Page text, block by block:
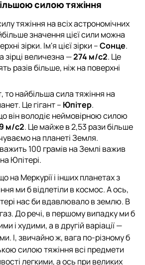
силою тяжіння
тяжіння на всіх астрономічних
значення цієї сили можна
зірки. Ім'я цієї зірки –Сонце.
зірці величезна —274 м/с2. Це
разів більше, ніж на поверхні
найбільша сила тяжіння на
Це гігант – Юпітер.
він володіє неймовірною силою
м/с2. Це майже в 2,53 рази більше
на планеті Земля.
100 грамів на Землі важив
Юпітері.
на Меркурії і інших планетах з
ми б відлетіли в космос. А ось,
нас би вдавлювало в землю. В
До речі, в першому випадку ми б
і худими, а в другій варіації —
І, звичайно ж, вага по-різному б
силою тяжіння всі предмети
легкими, а ось при великих